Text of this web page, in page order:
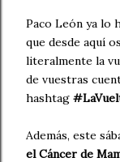
Paco León ya lo
que desde aquí
literalmente la
de vuestras
hashtag
Además, este
el Cáncer de